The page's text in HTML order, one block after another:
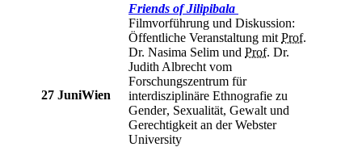
27 JuniWien
Friends of Jilipibala
Filmvorführung und Diskussion:
Öffentliche Veranstaltung mit Prof.
Dr. Nasima Selim und Prof. Dr.
Judith Albrecht vom
Forschungszentrum für
interdisziplinäre Ethnografie zu
Gender, Sexualität, Gewalt und
Gerechtigkeit an derWebster
University